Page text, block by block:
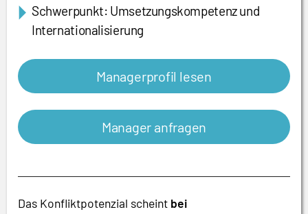
Schwerpunkt: Umsetzungskompetenz und
Internationalisierung
Managerprofil lesen
Manager anfragen
Das Konfliktpotenzial scheint bei